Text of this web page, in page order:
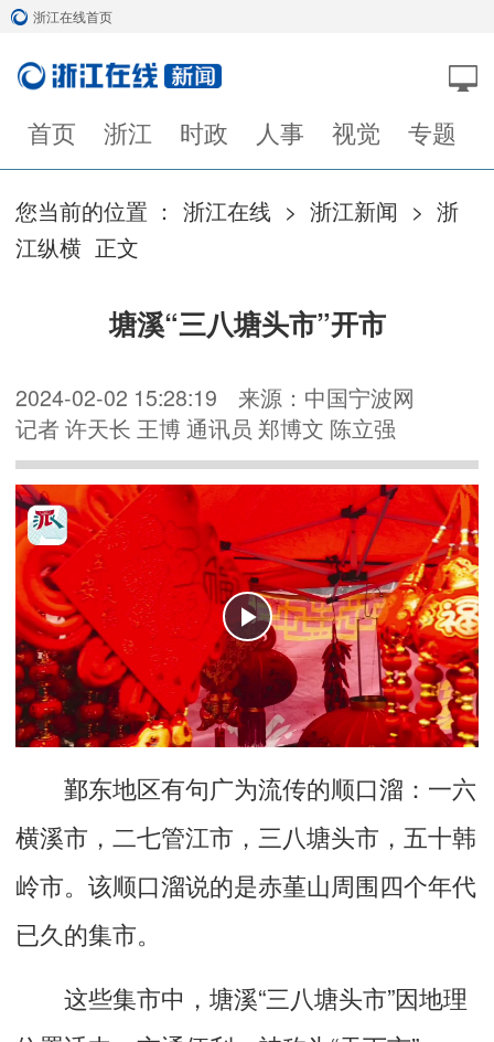
浙江在线首页
首页 浙江 时政 人事 视觉 专题
您当前的位置 ： 浙江在线 > 浙江新闻 > 浙
江纵横 正文
塘溪“三八塘头市”开市
2024-02-02 15:28:19
来源：中国宁波网
记者 许天长 王博 通讯员 郑博文 陈立强
鄞东地区有句广为流传的顺口溜：一六
横溪市，二七管江市，三八塘头市，五十韩
岭市。该顺口溜说的是赤堇山周围四个年代
已久的集市。
这些集市中，塘溪“三八塘头市”因地理